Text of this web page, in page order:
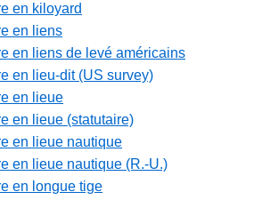
en kiloyard
en liens
en liens de levé américains
en lieu-dit (US survey)
en lieue
en lieue (statutaire)
en lieue nautique
en lieue nautique (R.-U.)
en longue tige